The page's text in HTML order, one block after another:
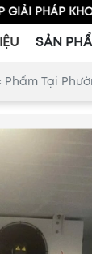
LẠNH
SẢN
Tại